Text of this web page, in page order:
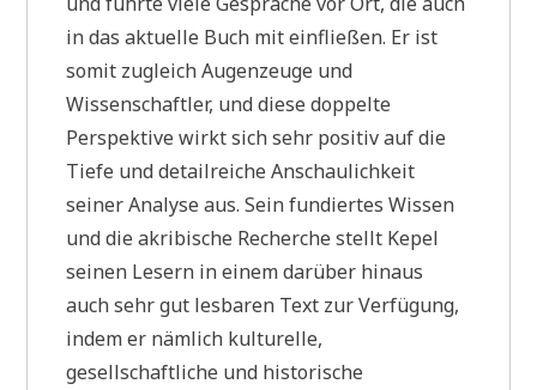
in das aktuelle Buch mit einfließen. Er ist
somit zugleich Augenzeuge und
Wissenschaftler, und diese doppelte
Perspektive wirkt sich sehr positiv auf die
Tiefe und detailreiche Anschaulichkeit
seiner Analyse aus. Sein fundiertes Wissen
und die akribische Recherche stellt Kepel
seinen Lesern in einem darüber hinaus
auch sehr gut lesbaren Text zur Verfügung,
indem er nämlich kulturelle,
gesellschaftliche und historische